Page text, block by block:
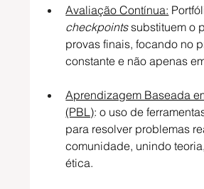
Avaliação Contínua:
checkpoints substituem o
provas finais, focando no
constante e não apenas
Aprendizagem Baseada
(PBL): o uso de
para resolver problemas
comunidade, unindo
ética.